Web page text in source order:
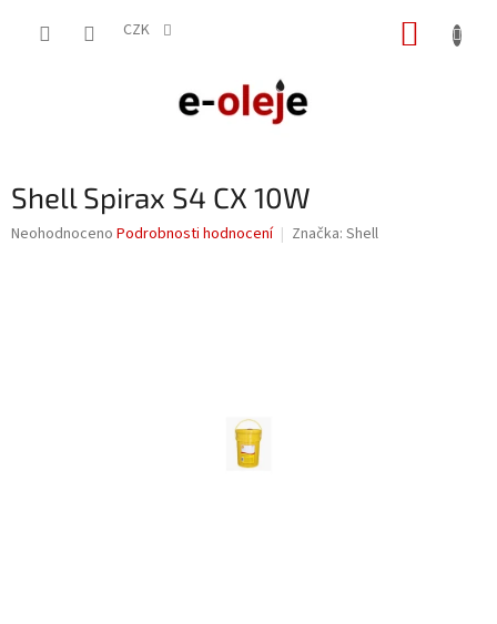
CZK
Shell Spirax S4 CX 10W
Průměrné
Neohodnoceno Podrobnosti hodnocení Značka: Shell